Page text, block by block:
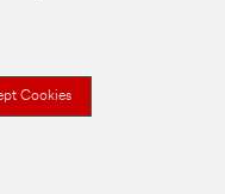
Cookies